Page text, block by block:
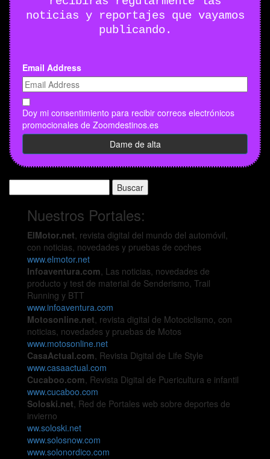
noticias y reportajes que vayamos
publicando.
Email Address
Doy mi consentimiento para recibir correos electrónicos
promocionales de Zoomdestinos.es
Nuestros Portales:
ElMotor.net, revista digital del mundo del automóvil,
con noticias, novedades y pruebas de coches
www.elmotor.net
Infoaventura.com, Las noticias, novedades de
producto y test de material de Senderismo, Trail
Running y BTT
www.infoaventura.com
Motosonline.net, revista digital de Motociclismo, con
noticias, novedades y pruebas de Motos
www.motosonline.net
CasaActual.com, Revista Digital de Life Style
www.casaactual.com
Cucaboo.com, Revista Digital de Puericultura e infantil
www.cucaboo.com
Soloski.net, Red de Portales web sobre deportes de
invierno
ww.soloski.net
www.solosnow.com
www.solonordico.com